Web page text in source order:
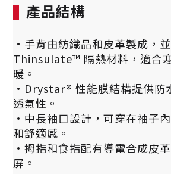
產品結構
·手背由紡織品和皮革製成，
Thinsulate™ 隔熱材料，適合
暖。
·Drystar® 性能膜結構提供防
透氣性。
·中長袖口設計，可穿在袖子
和舒適感。
·拇指和食指配有導電合成皮
屏。